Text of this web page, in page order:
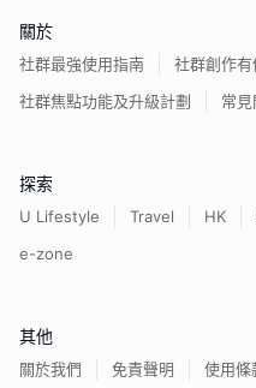
關於
社群最強使用指南
社群創作有
社群焦點功能及升級計劃
常
探索
U Lifestyle Travel HK
e-zone
其他
關於我們 免責聲明 使用條